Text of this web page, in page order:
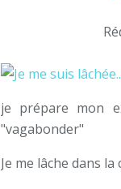
je prépare mon
"vagabonder"
Je me lâche dans